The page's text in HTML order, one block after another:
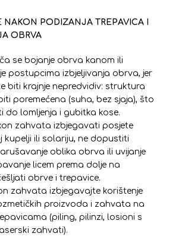
NAKON PODIZANJA TREPAVICA I
OBRVA
se bojanje obrva kanom ili
postupcima izbjeljivanja obrva, jer
biti krajnje nepredvidiv: struktura
poremećena (suha, bez sjaja), što
do lomljenja i gubitka kose.
zahvata izbjegavati posjete
kupelji ili solariju, ne dopustiti
oblika obrva ili uvijanje
licem prema dolje na
obrve i trepavice.
zahvata izbjegavajte korištenje
proizvoda i zahvata na
(piling, pilinzi, losioni s
zahvati).